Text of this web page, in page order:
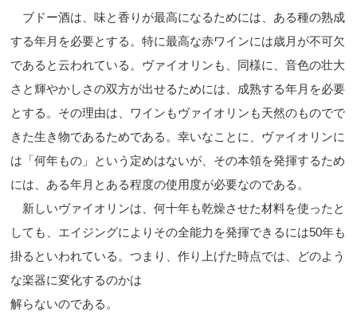
ブドー酒は、味と香りが最高になるためには、ある種の熟成
する年月を必要とする。特に最高な赤ワインには歳月が不可欠
であると云われている。ヴァイオリンも、同様に、音色の壮大
さと輝やかしさの双方が出せるためには、成熟する年月を必要
とする。その理由は、ワインもヴァイオリンも天然のものでで
きた生き物であるためである。幸いなことに、ヴァイオリンに
は「何年もの」という定めはないが、その本領を発揮するため
には、ある年月とある程度の使用度が必要なのである。
新しいヴァイオリンは、何十年も乾燥させた材料を使ったと
しても、エイジングによりその全能力を発揮できるには50年も
掛るといわれている。つまり、作り上げた時点では、どのよう
な楽器に変化するのかは
解らないのである。